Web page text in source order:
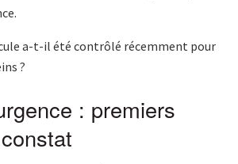
a-t-il été contrôlé récemment pour
?
: premiers